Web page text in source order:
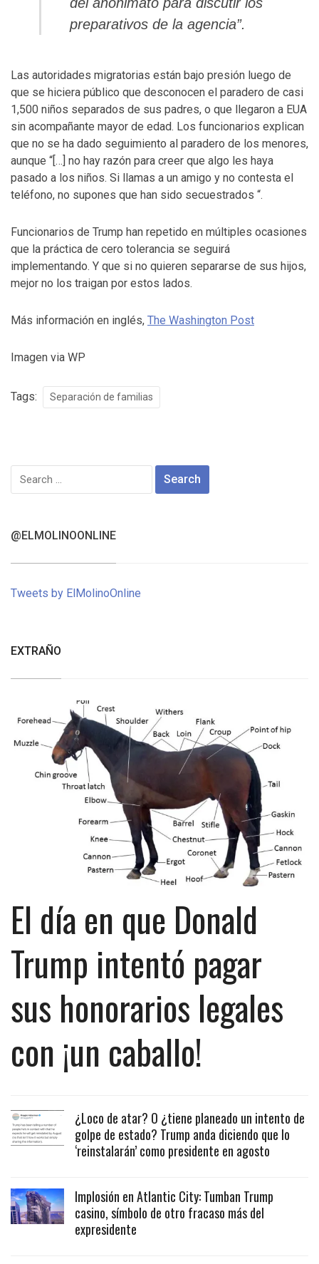
preparativos de la agencia”.
Las autoridades migratorias están bajo presión luego de
que se hiciera público que desconocen el paradero de casi
1,500 niños separados de sus padres, o que llegaron a EUA
sin acompañante mayor de edad. Los funcionarios explican
que no se ha dado seguimiento al paradero de los menores,
aunque “[…] no hay razón para creer que algo les haya
pasado a los niños. Si llamas a un amigo y no contesta el
teléfono, no supones que han sido secuestrados “.
Funcionarios de Trump han repetido en múltiples ocasiones
que la práctica de cero tolerancia se seguirá
implementando. Y que si no quieren separarse de sus hijos,
mejor no los traigan por estos lados.
Más información en inglés, The Washington Post
Imagen via WP
Tags: Separación de familias
Search
@ELMOLINOONLINE
Tweets by ElMolinoOnline
EXTRAÑO
El día en que Donald
Trump intentó pagar
sus honorarios legales
con ¡un caballo!
¿Loco de atar? O ¿tiene planeado un intento de
golpe de estado? Trump anda diciendo que lo
‘reinstalarán’ como presidente en agosto
Implosión en Atlantic City: Tumban Trump
casino, símbolo de otro fracaso más del
expresidente